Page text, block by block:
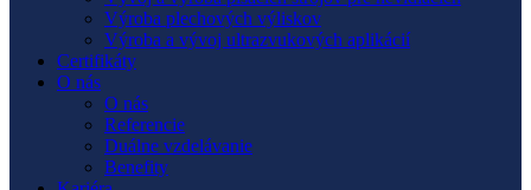
Výroba plechových výliskov
Výroba a vývoj ultrazvukových aplikácií
Certifikáty
O nás
O nás
Referencie
Duálne vzdelávanie
Benefity